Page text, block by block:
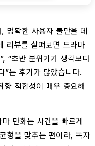
명확한 사용자 불만을 데
리뷰를 살펴보면 드라마
“초반 분위기가 생각보다
”는 후기가 많았습니다.
향 적합성이 매우 중요해
마 만화는 사건을 빠르게
형을 맞추는 편이라, 독자